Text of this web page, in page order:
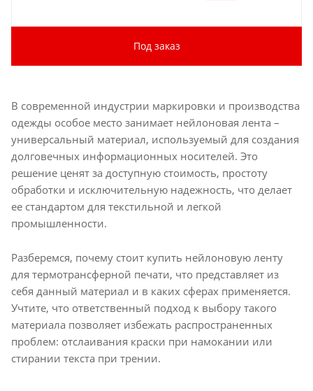
Под заказ
В современной индустрии маркировки и производства
одежды особое место занимает нейлоновая лента –
универсальный материал, используемый для создания
долговечных информационных носителей. Это
решение ценят за доступную стоимость, простоту
обработки и исключительную надежность, что делает
ее стандартом для текстильной и легкой
промышленности.
Разберемся, почему стоит купить нейлоновую ленту
для термотрансферной печати, что представляет из
себя данный материал и в каких сферах применяется.
Учтите, что ответственный подход к выбору такого
материала позволяет избежать распространенных
проблем: отслаивания краски при намокании или
стирании текста при трении.